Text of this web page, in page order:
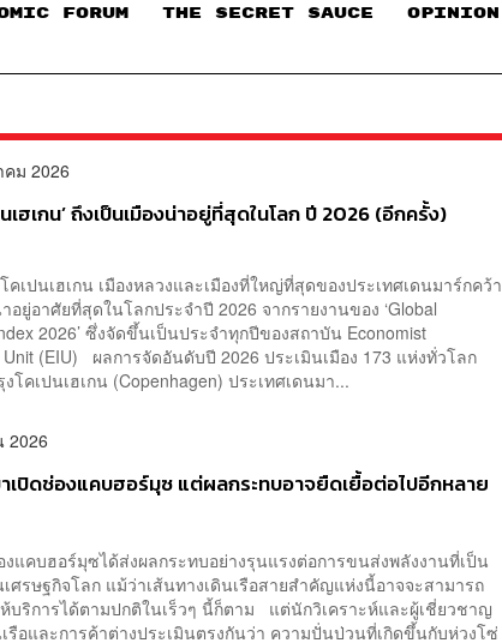
FORUM THE SECRET SAUCE​ OPINION
คม 2026
นเฮเกน’ ถึงเป็นเมืองน่าอยู่ที่สุดในโลก ปี 2026 (อีกครั้ง)
คเปนเฮเกน เมืองหลวงและเมืองที่ใหญ่ที่สุดของประเทศเดนมาร์กคว้า
อยู่อาศัยที่สุดในโลกประจำปี 2026 จากรายงานของ ‘Global
2026’ ซึ่งจัดขึ้นเป็นประจำทุกปีของสถาบัน Economist
Unit (EIU) ผลการจัดอันดับปี 2026 ประเมินเมือง 173 แห่งทั่วโลก
โคเปนเฮเกน (Copenhagen) ประเทศเดนมา...
2026
เปิดช่องแคบฮอร์มุซ แต่ผลกระทบอาจยืดเยื้อต่อไปอีกหลาย
แคบฮอร์มุซได้ส่งผลกระทบอย่างรุนแรงต่อการขนส่งพลังงานที่เป็น
ศรษฐกิจโลก แม้ว่าเส้นทางเดินเรือสายสำคัญแห่งนี้อาจจะสามารถ
บริการได้ตามปกติในเร็วๆ นี้ก็ตาม แต่นักวิเคราะห์และผู้เชี่ยวชาญ
รือและการค้าต่างประเมินตรงกันว่า ความปั่นป่วนที่เกิดขึ้นกับห่วงโซ่